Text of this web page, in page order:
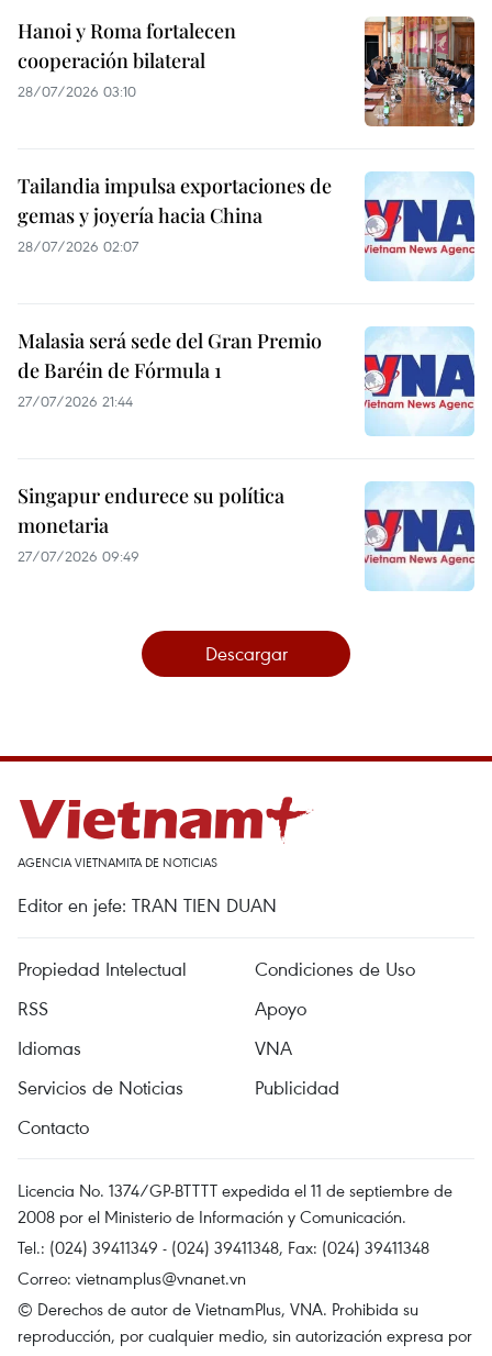
Hanoi y Roma fortalecen
cooperación bilateral
28/07/2026 03:10
Tailandia impulsa exportaciones de
gemas y joyería hacia China
28/07/2026 02:07
Malasia será sede del Gran Premio
de Baréin de Fórmula 1
27/07/2026 21:44
Singapur endurece su política
monetaria
27/07/2026 09:49
Descargar
AGENCIA VIETNAMITA DE NOTICIAS
Editor en jefe: TRAN TIEN DUAN
Propiedad Intelectual
Condiciones de Uso
RSS
Apoyo
Idiomas
VNA
Servicios de Noticias
Publicidad
Contacto
Licencia No. 1374/GP-BTTTT expedida el 11 de septiembre de
2008 por el Ministerio de Información y Comunicación.
Tel.: (024) 39411349 - (024) 39411348, Fax: (024) 39411348
Correo: vietnamplus@vnanet.vn
© Derechos de autor de VietnamPlus, VNA. Prohibida su
reproducción, por cualquier medio, sin autorización expresa por